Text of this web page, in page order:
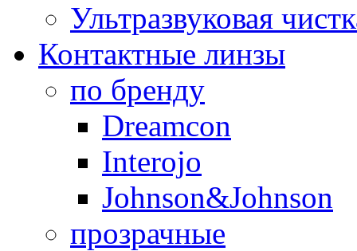
Ультразвуковая
Контактные линзы
по бренду
Dreamcon
Interojo
Johnson&Johnson
прозрачные